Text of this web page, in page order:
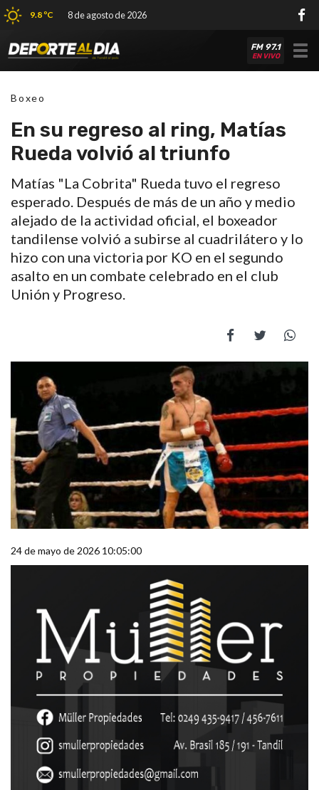
9.8 ºC 8 de agosto de 2026
FM 97.1
EN VIVO
Boxeo
En su regreso al ring, Matías
Rueda volvió al triunfo
Matías "La Cobrita" Rueda tuvo el regreso
esperado. Después de más de un año y medio
alejado de la actividad oficial, el boxeador
tandilense volvió a subirse al cuadrilátero y lo
hizo con una victoria por KO en el segundo
asalto en un combate celebrado en el club
Unión y Progreso.
24 de mayo de 2026 10:05:00